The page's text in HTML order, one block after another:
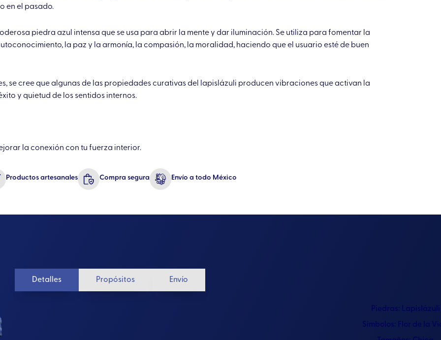
en el pasado.
piedra azul intensa que se usa para abrir la mente y dar iluminación. Se utiliza para fomentar la
la paz y la armonía, la compasión, la moralidad, haciendo que el usuario esté de buen
se cree que algunas de las propiedades curativas del lapislázuli producen vibraciones que activan la
y quietud de los sentidos internos.
la conexión con tu fuerza interior.
Productos artesanales Compra segura Envío a todo México
Detalles Propósitos Envío
Piedras:
Lapislázuli
Símbolos:
Flor de la